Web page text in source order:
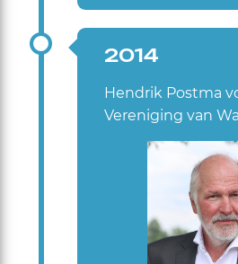
2014
Hendrik Postma
Vereniging van